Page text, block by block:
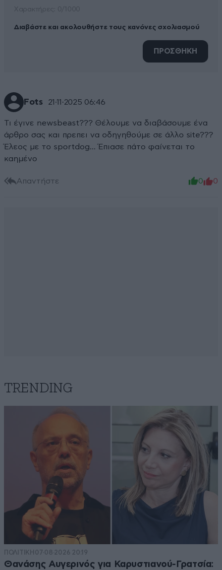
Διαβάστε και ακολουθήστε τους κανόνες σχολιασμού
ΠΡΟΣΘΗΚΗ
Fots 21·11·2025 06:46
Τι έγινε newsbeast??? Θέλουμε να διαβάσουμε ένα
άρθρο σας και πρεπει να οδηγηθούμε σε άλλο site???
Έλεος με το sportdog... Έπιασε πάτο φαίνεται το
καημένο
Απαντήστε 0 0
TRENDING
ΠΟΛΙΤΙΚΗ 07·08·2026 20:19
Θανάσης Αυγερινός για Καρυστιανού-Γρατσία: